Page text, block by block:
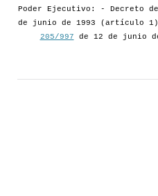
Poder Ejecutivo: - Decreto
de junio de 1993 (artículo
205/997 de 12 de junio